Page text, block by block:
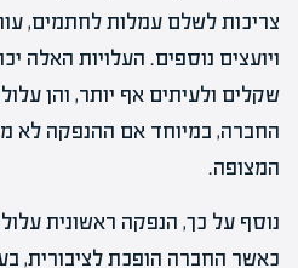
צריכות לשלם עמלות לחתמים,
ויועצים נוספים. העלויות האלה
שקלים ולעיתים אף יותר, והן
החברה, במיוחד אם ההנפקה לא
המצופה.
נוסף על כך, הנפקה ראשונית
כאשר החברה הופכת לציבורית,